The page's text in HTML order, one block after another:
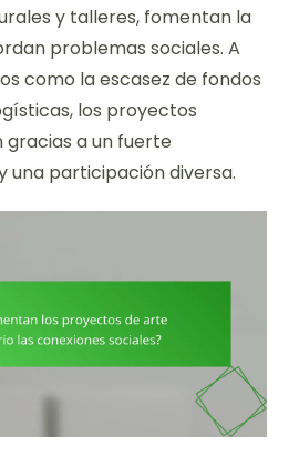
y talleres, fomentan la
problemas sociales. A
como la escasez de fondos
los proyectos
a un fuerte
una participación diversa.